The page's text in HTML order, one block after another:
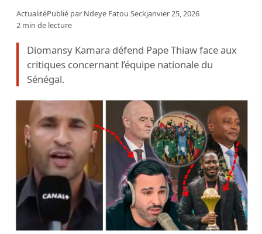
ActualitéPublié par Ndeye Fatou Seckjanvier 25, 2026
2 min de lecture
Diomansy Kamara défend Pape Thiaw face aux
critiques concernant l’équipe nationale du
Sénégal.